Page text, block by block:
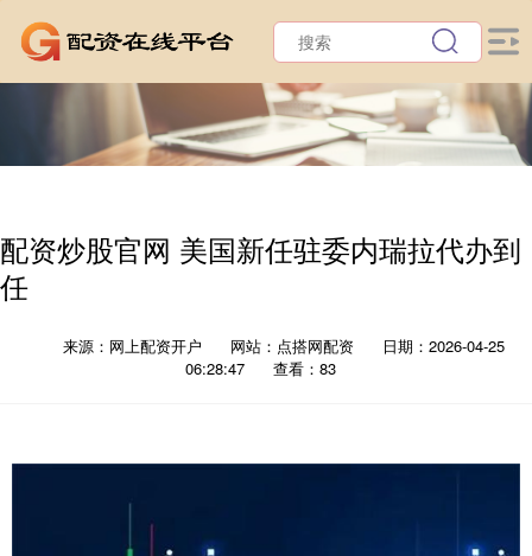
配资炒股官网 美国新任驻委内瑞拉代办到
任
来源：网上配资开户 网站：点搭网配资
日期：2026-04-25
06:28:47
查看：83